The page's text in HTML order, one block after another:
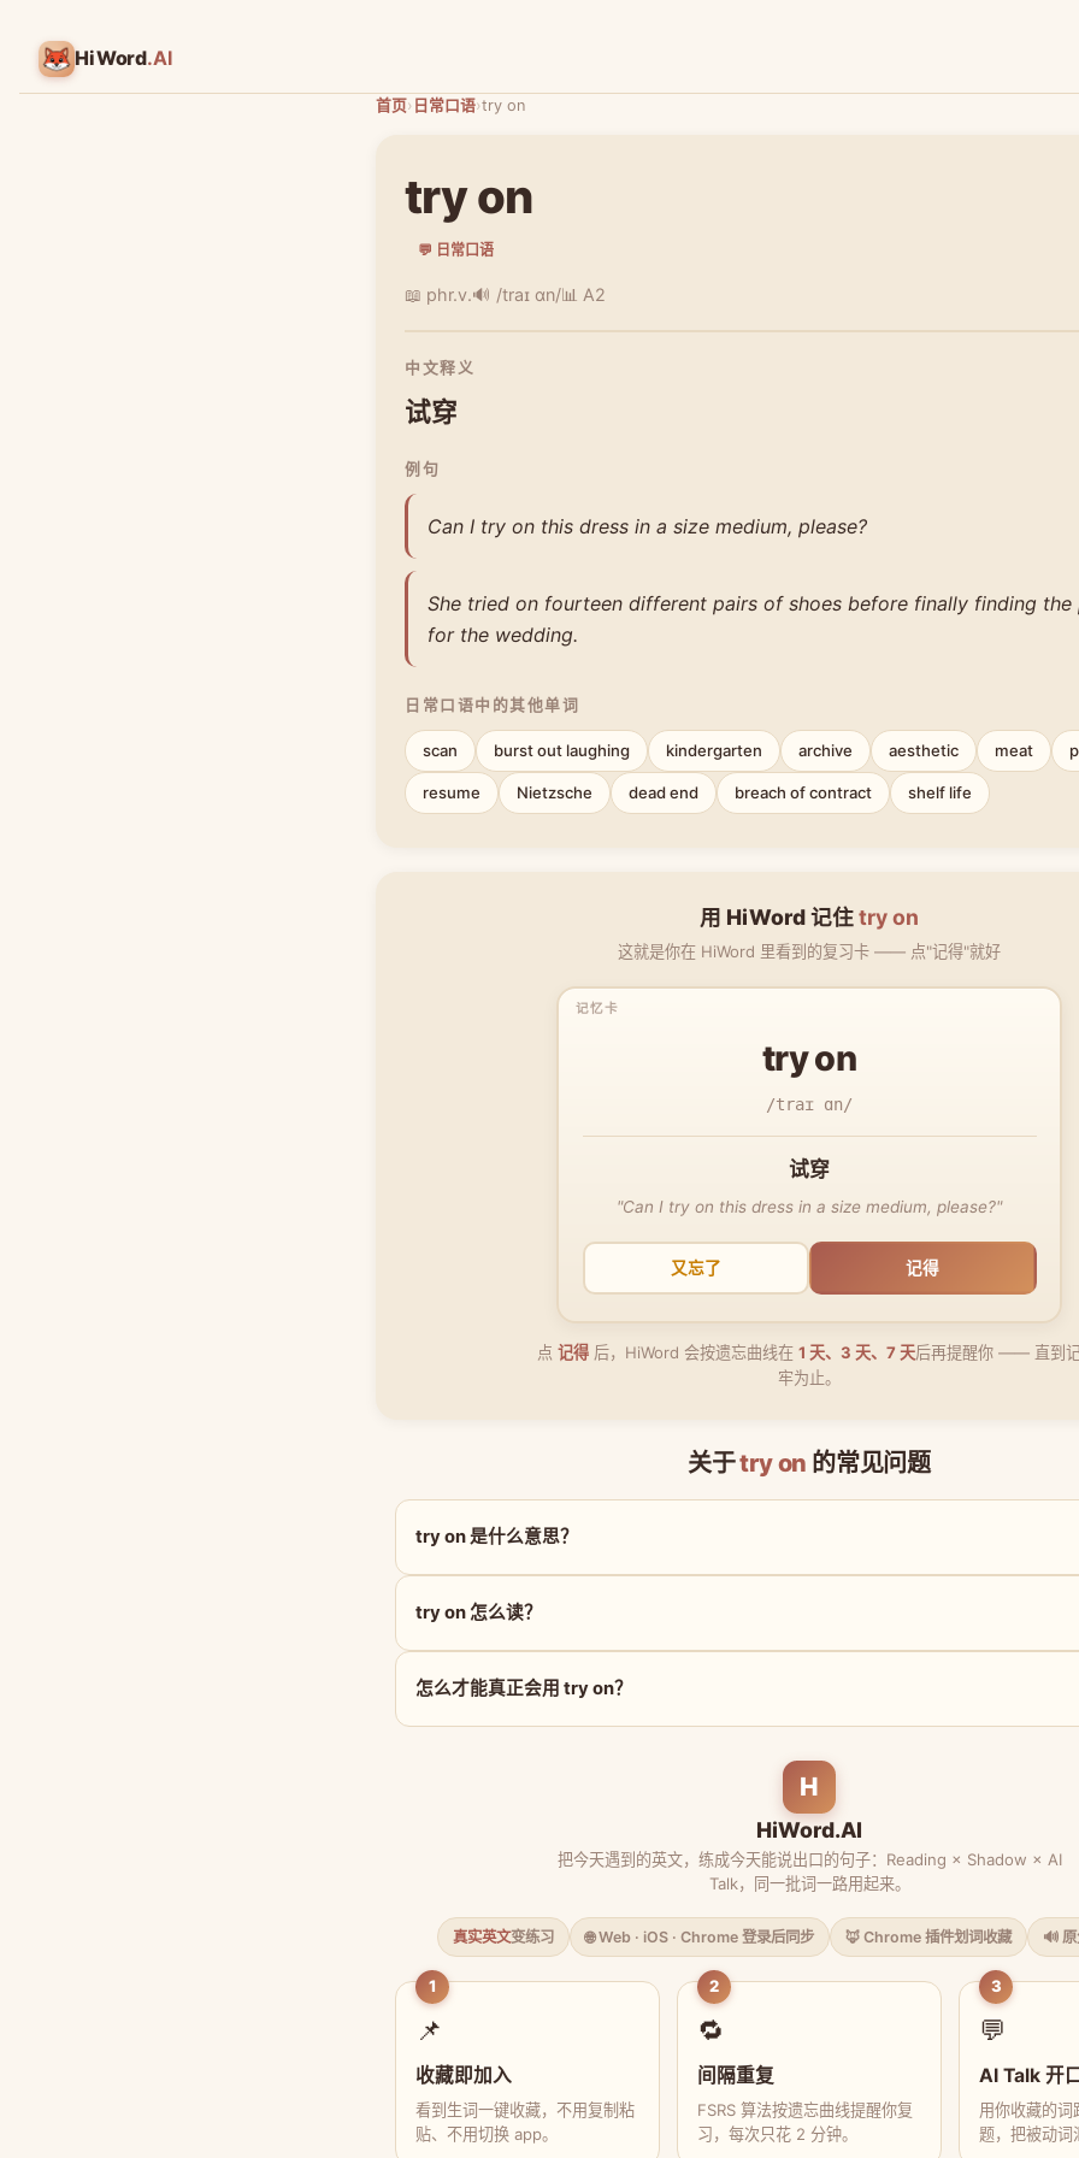
HiWord.AI
首页› 日常口语›try on
try on
💬 日常口语
📖 phr.v.🔊 /traɪ ɑn/📊 A2
中文释义
试穿
例句
Can I try on this dress in a size medium, please?
She tried on fourteen different pairs of shoes before finally finding
for the wedding.
日常口语中的其他单词
scan burst out laughing kindergarten archive aesthetic meat
resume Nietzsche dead end breach of contract shelf life
用 HiWord 记住try on
这就是你在 HiWord 里看到的复习卡 —— 点"记得"就好
try on
/traɪ ɑn/
试穿
"Can I try on this dress in a size medium, please?"
又忘了 记得
点 记得 后，HiWord 会按遗忘曲线在 1 天、3 天、7 天后再提醒你 —— 直到
牢为止。
关于try on 的常见问题
try on 是什么意思？
try on 怎么读？
怎么才能真正会用 try on？
H
HiWord.AI
把今天遇到的英文，练成今天能说出口的句子：Reading × Shadow × AI
Talk，同一批词一路用起来。
真实英文变练习 🌐 Web · iOS · Chrome 登录后同步 🦊 Chrome 插件划词收藏 🔊
1
📌
收藏即加入
看到生词一键收藏，不用复制粘
贴、不用切换 app。
2
🔁
间隔重复
FSRS 算法按遗忘曲线提醒你复
习，每次只花 2 分钟。
3
💬
AI Talk 开
用你收藏的词
题，把被动词